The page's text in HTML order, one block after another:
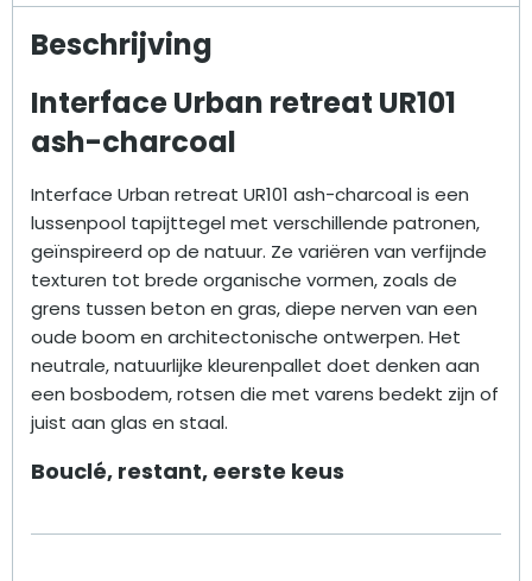
Beschrijving
Interface Urban retreat UR101
ash-charcoal
Interface Urban retreat UR101 ash-charcoal is een
lussenpool tapijttegel met verschillende patronen,
geïnspireerd op de natuur. Ze variëren van verfijnde
texturen tot brede organische vormen, zoals de
grens tussen beton en gras, diepe nerven van een
oude boom en architectonische ontwerpen. Het
neutrale, natuurlijke kleurenpallet doet denken aan
een bosbodem, rotsen die met varens bedekt zijn of
juist aan glas en staal.
Bouclé, restant, eerste keus